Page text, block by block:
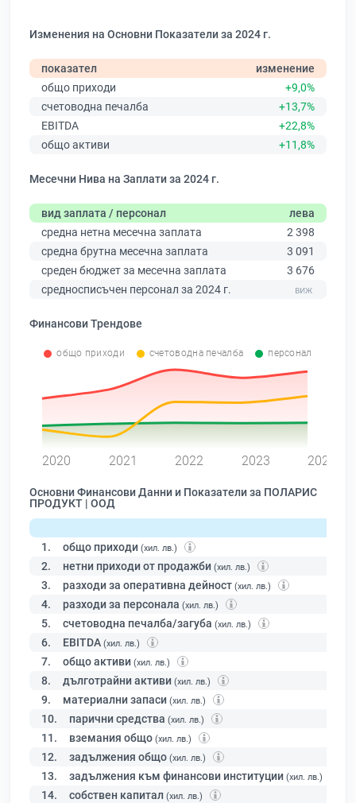
Изменения на Основни Показатели за 2024 г.
показател
изменение
общо приходи
+9,0%
счетоводна печалба
+13,7%
EBITDA
+22,8%
общо активи
+11,8%
Месечни Нива на Заплати за 2024 г.
вид заплата / персонал
лева
средна нетна месечна заплата
2 398
средна брутна месечна заплата
3 091
среден бюджет за месечна заплата
3 676
средносписъчен персонал за 2024 г.
Финансови Трендове
общо приходи счетоводна печалба персонал
2020 2021 2022 2023 2024
Основни Финансови Данни и Показатели за ПОЛАРИС
ПРОДУКТ | ООД
1. общо приходи (хил. лв.)
2. нетни приходи от продажби (хил. лв.)
3. разходи за оперативна дейност (хил. лв.)
4. разходи за персонала (хил. лв.)
5. счетоводна печалба/загуба (хил. лв.)
6. EBITDA (хил. лв.)
7. общо активи (хил. лв.)
8. дълготрайни активи (хил. лв.)
9. материални запаси (хил. лв.)
10. парични средства (хил. лв.)
11. вземания общо (хил. лв.)
12. задължения общо (хил. лв.)
13. задължения към финансови институции (хил. лв.)
14. собствен капитал (хил. лв.)